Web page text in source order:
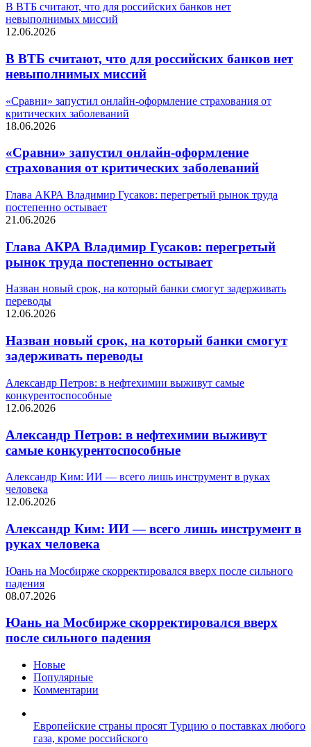
В ВТБ считают, что для российских банков нет
невыполнимых миссий
12.06.2026
В ВТБ считают, что для российских банков нет
невыполнимых миссий
«Сравни» запустил онлайн-оформление страхования от
критических заболеваний
18.06.2026
«Сравни» запустил онлайн-оформление
страхования от критических заболеваний
Глава АКРА Владимир Гусаков: перегретый рынок труда
постепенно остывает
21.06.2026
Глава АКРА Владимир Гусаков: перегретый
рынок труда постепенно остывает
Назван новый срок, на который банки смогут задерживать
переводы
12.06.2026
Назван новый срок, на который банки смогут
задерживать переводы
Александр Петров: в нефтехимии выживут самые
конкурентоспособные
12.06.2026
Александр Петров: в нефтехимии выживут
самые конкурентоспособные
Александр Ким: ИИ — всего лишь инструмент в руках
человека
12.06.2026
Александр Ким: ИИ — всего лишь инструмент в
руках человека
Юань на Мосбирже скорректировался вверх после сильного
падения
08.07.2026
Юань на Мосбирже скорректировался вверх
после сильного падения
Новые
Популярные
Комментарии
Европейские страны просят Турцию о поставках любого
газа, кроме российского